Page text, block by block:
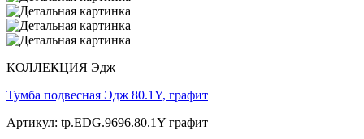
КОЛЛЕКЦИЯ Эдж
Тумба подвесная Эдж 80.1Y, графит
Артикул: tp.EDG.9696.80.1Y графит